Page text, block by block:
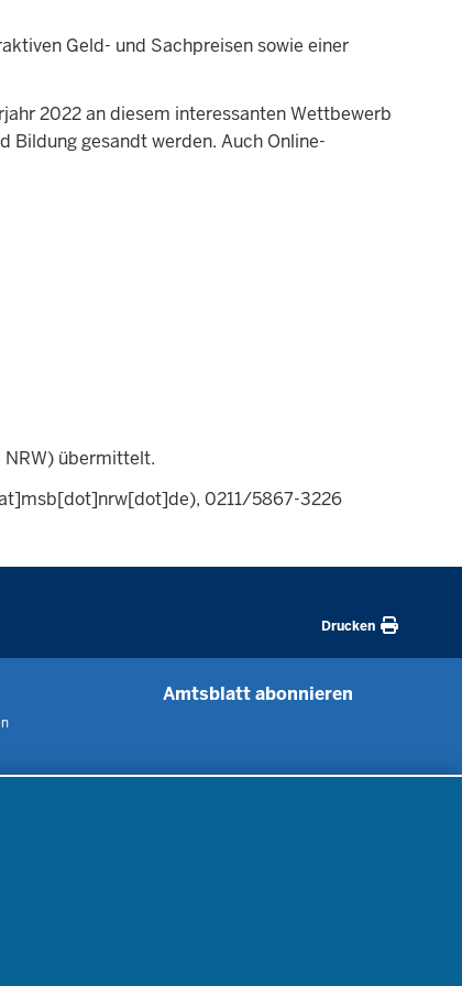
Geld- und Sachpreisen sowie einer
2022 an diesem interessanten Wettbewerb
Bildung gesandt werden. Auch Online-
NRW) übermittelt.
, 0211/5867-3226
Drucken
Amtsblatt abonnieren